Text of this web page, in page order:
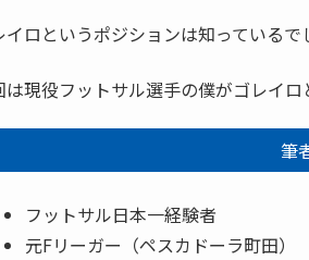
イロというポジションは知っているで
は現役フットサル選手の僕がゴレイ
筆
フットサル日本一経験者
元Fリーガー（ペスカドーラ町田）